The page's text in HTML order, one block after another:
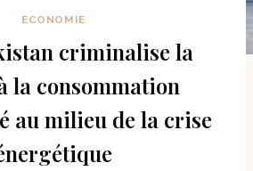
ECONOMIE
criminalise la
la consommation
au milieu de la crise